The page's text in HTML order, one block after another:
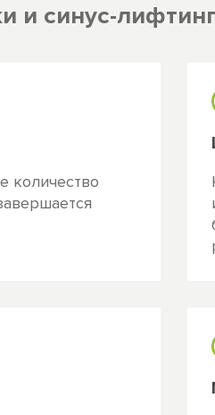
и синус-
количество